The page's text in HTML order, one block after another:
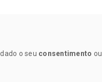
o seu consentimento